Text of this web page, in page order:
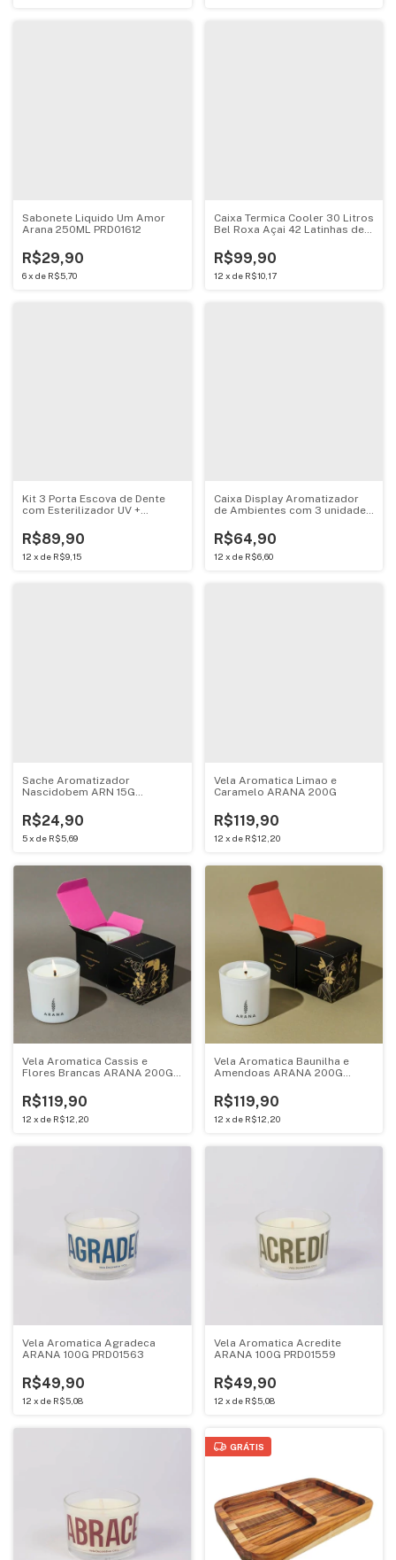
Sabonete Liquido Um Amor
Arana 250ML PRD01612
R$29,90
6x de R$5,70
Caixa Termica Cooler 30 Litros
Bel Roxa Açai 42 Latinhas de
R$99,90
12 x de R$10,17
Kit 3 Porta Escova de Dente
com Esterilizador UV +
R$89,90
12 x de R$9,15
Caixa Display Aromatizador
de Ambientes com 3 unidades
R$64,90
12 x de R$6,60
Sache Aromatizador
Nascidobem ARN 15G
R$24,90
5x de R$5,69
Vela Aromatica Limao e
Caramelo ARANA 200G
R$119,90
12 x de R$12,20
Vela Aromatica Cassis e
Flores Brancas ARANA 200G
R$119,90
12 x de R$12,20
Vela Aromatica Baunilha e
Amendoas ARANA 200G
R$119,90
12 x de R$12,20
Vela Aromatica Agradeca
ARANA 100G PRD01563
R$49,90
12 x de R$5,08
Vela Aromatica Acredite
ARANA 100G PRD01559
R$49,90
12 x de R$5,08
GRÁTIS